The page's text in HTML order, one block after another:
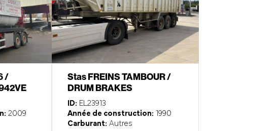
/
2009
Stas FREINS TAMBOUR /
DRUM BRAKES
ID: EL23913
Année de construction: 1990
Carburant: Autres